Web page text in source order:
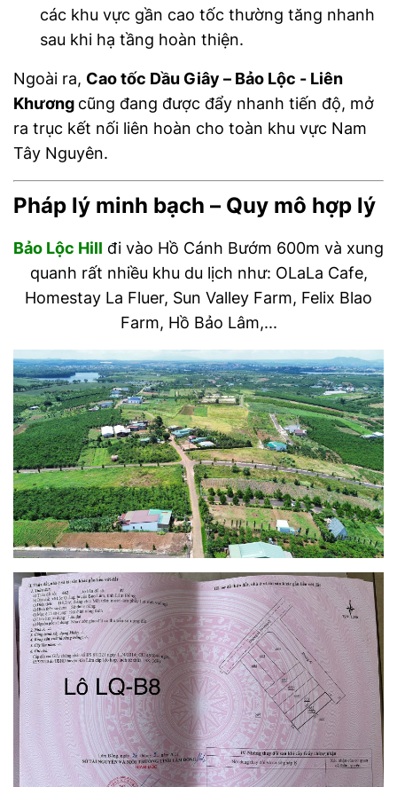
các khu vực gần cao tốc thường tăng nhanh
sau khi hạ tầng hoàn thiện.
Ngoài ra, Cao tốc Dầu Giây – Bảo Lộc - Liên
Khương cũng đang được đẩy nhanh tiến độ, mở
ra trục kết nối liên hoàn cho toàn khu vực Nam
Tây Nguyên.
Pháp lý minh bạch – Quy mô hợp lý
Bảo Lộc Hill đi vào Hồ Cánh Bướm 600m và xung
quanh rất nhiều khu du lịch như: OLaLa Cafe,
Homestay La Fluer, Sun Valley Farm, Felix Blao
Farm, Hồ Bảo Lâm,...